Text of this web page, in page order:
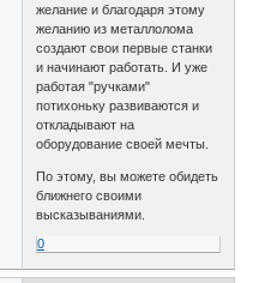
желание и благодаря этому
желанию из металлолома
создают свои первые станки
и начинают работать. И уже
работая "ручками"
потихоньку развиваются и
откладывают на
оборудование своей мечты.
По этому, вы можете обидеть
ближнего своими
высказываниями.
0